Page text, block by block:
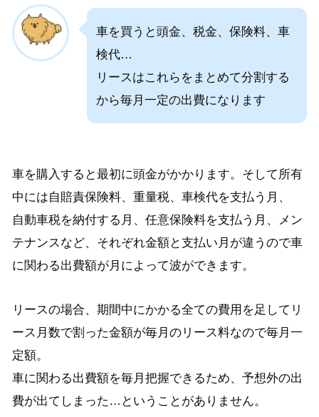
車を買うと頭金、税金、保険料、車
検代…
リースはこれらをまとめて分割する
から毎月一定の出費になります
車を購入すると最初に頭金がかかります。 そして所有
中には自賠責保険料、重量税、車検代を支払う月、
自動車税を納付する月、任意保険料を支払う月、メン
テナンスなど、それぞれ金額と支払い月が違うので車
に関わる出費額が月によって波ができます。
リースの場合、期間中にかかる全ての費用を足して リ
ース月数で割った金額が毎月のリース料なので毎月一
定額。
車に関わる出費額を毎月把握できるため、予想外の出
費が出てしまった…ということがありません。